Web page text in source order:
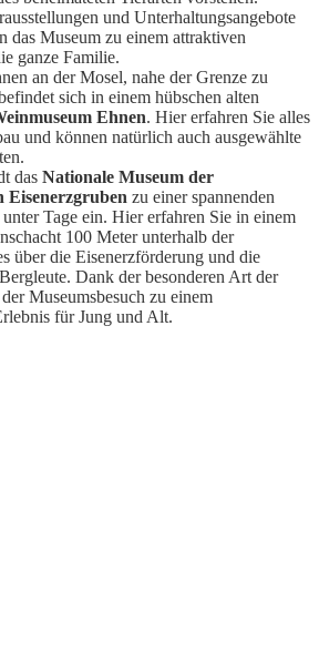
und Unterhaltungsangebote
das Museum zu einem attraktiven
ganze Familie.
an der Mosel, nahe der Grenze zu
sich in einem hübschen alten
Ehnen. Hier erfahren Sie alles
und können natürlich auch ausgewählte
das Nationale Museum der
Eisenerzgruben zu einer spannenden
Tage ein. Hier erfahren Sie in einem
100 Meter unterhalb der
über die Eisenerzförderung und die
Dank der besonderen Art der
Museumsbesuch zu einem
für Jung und Alt.